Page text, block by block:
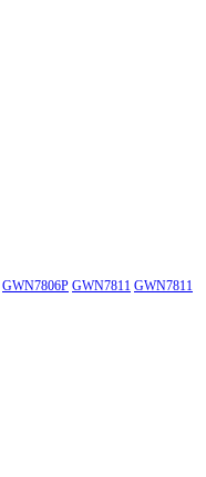
GWN7806P GWN7811 GWN7811